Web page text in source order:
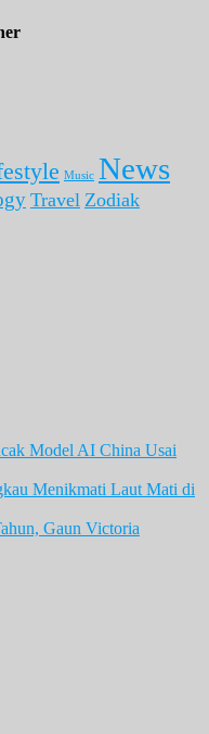
Music News
Travel Zodiak
Model AI China Usai
Menikmati Laut Mati di
Gaun Victoria